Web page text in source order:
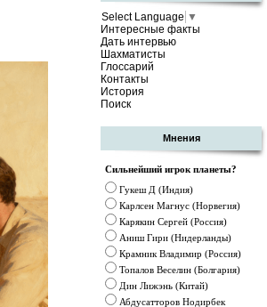
Select Language ▼
Интересные факты
Дать интервью
Шахматисты
Глоссарий
Контакты
История
Поиск
Мнения
Сильнейший игрок планеты?
Гукеш Д (Индия)
Карлсен Магнус (Норвегия)
Карякин Сергей (Россия)
Аниш Гири (Нидерланды)
Крамник Владимир (Россия)
Топалов Веселин (Болгария)
Дин Лижэнь (Китай)
Абдусатторов Нодирбек